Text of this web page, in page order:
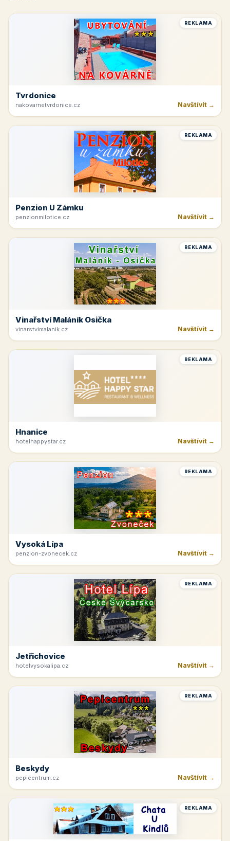
REKLAMA
Tvrdonice
nakovarnetvrdonice.cz Navštívit →
REKLAMA
Penzion U Zámku
penzionmilotice.cz Navštívit →
REKLAMA
Vinařství Maláník Osička
vinarstvimalanik.cz Navštívit →
REKLAMA
Hnanice
hotelhappystar.cz Navštívit →
REKLAMA
Vysoká Lípa
penzion-zvonecek.cz Navštívit →
REKLAMA
Jetřichovice
hotelvysokalipa.cz Navštívit →
REKLAMA
Beskydy
pepicentrum.cz Navštívit →
REKLAMA